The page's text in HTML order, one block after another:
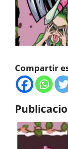
Compartir